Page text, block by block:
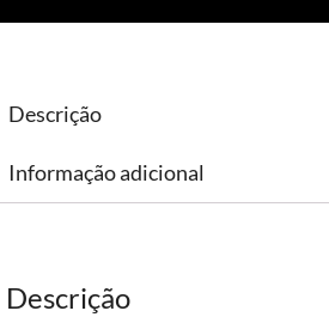
Descrição
Informação adicional
Descrição